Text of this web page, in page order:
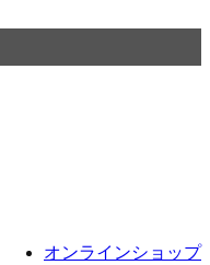
オンラインショップ